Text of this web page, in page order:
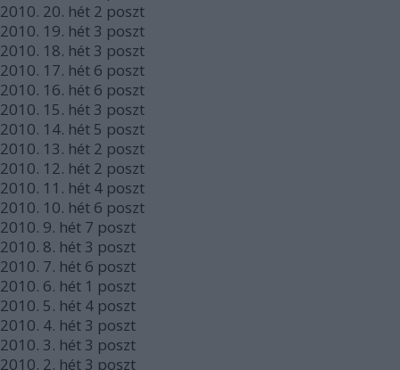
2010. 20. hét 2 poszt
2010. 19. hét 3 poszt
2010. 18. hét 3 poszt
2010. 17. hét 6 poszt
2010. 16. hét 6 poszt
2010. 15. hét 3 poszt
2010. 14. hét 5 poszt
2010. 13. hét 2 poszt
2010. 12. hét 2 poszt
2010. 11. hét 4 poszt
2010. 10. hét 6 poszt
2010. 9. hét 7 poszt
2010. 8. hét 3 poszt
2010. 7. hét 6 poszt
2010. 6. hét 1 poszt
2010. 5. hét 4 poszt
2010. 4. hét 3 poszt
2010. 3. hét 3 poszt
2010. 2. hét 3 poszt